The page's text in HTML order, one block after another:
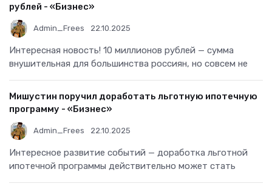
рублей - «Бизнес»
Admin_Frees 22.10.2025
Интересная новость! 10 миллионов рублей — сумма
внушительная для большинства россиян, но совсем не
Мишустин поручил доработать льготную ипотечную
программу - «Бизнес»
Admin_Frees 22.10.2025
Интересное развитие событий — доработка льготной
ипотечной программы действительно может стать